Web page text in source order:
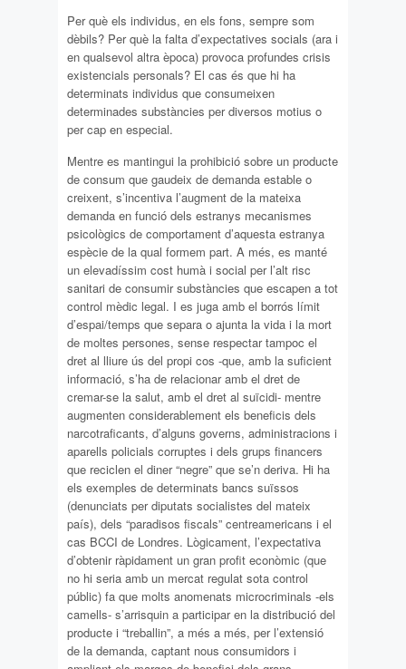
Per què els individus, en els fons, sempre som
dèbils? Per què la falta d’expectatives socials (ara i
en qualsevol altra època) provoca profundes crisis
existencials personals? El cas és que hi ha
determinats individus que consumeixen
determinades substàncies per diversos motius o
per cap en especial.
Mentre es mantingui la prohibició sobre un producte
de consum que gaudeix de demanda estable o
creixent, s’incentiva l’augment de la mateixa
demanda en funció dels estranys mecanismes
psicològics de comportament d’aquesta estranya
espècie de la qual formem part. A més, es manté
un elevadíssim cost humà i social per l’alt risc
sanitari de consumir substàncies que escapen a tot
control mèdic legal. I es juga amb el borrós límit
d’espai/temps que separa o ajunta la vida i la mort
de moltes persones, sense respectar tampoc el
dret al lliure ús del propi cos -que, amb la suficient
informació, s’ha de relacionar amb el dret de
cremar-se la salut, amb el dret al suïcidi- mentre
augmenten considerablement els beneficis dels
narcotraficants, d’alguns governs, administracions i
aparells policials corruptes i dels grups financers
que reciclen el diner “negre” que se’n deriva. Hi ha
els exemples de determinats bancs suïssos
(denunciats per diputats socialistes del mateix
país), dels “paradisos fiscals” centreamericans i el
cas BCCI de Londres. Lògicament, l’expectativa
d’obtenir ràpidament un gran profit econòmic (que
no hi seria amb un mercat regulat sota control
públic) fa que molts anomenats microcriminals -els
camells- s’arrisquin a participar en la distribució del
producte i “treballin”, a més a més, per l’extensió
de la demanda, captant nous consumidors i